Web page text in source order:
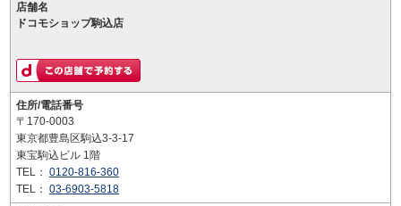
店舗名
ドコモショップ駒込店
住所/電話番号
〒170-0003
東京都豊島区駒込3-3-17
東宝駒込ビル 1階
TEL： 0120-816-360
TEL： 03-6903-5818